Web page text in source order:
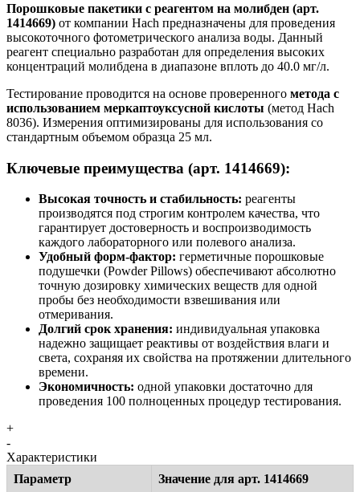
Порошковые пакетики с реагентом на молибден (арт.
1414669) от компании Hach предназначены для проведения
высокоточного фотометрического анализа воды. Данный
реагент специально разработан для определения высоких
концентраций молибдена в диапазоне вплоть до 40.0 мг/л.
Тестирование проводится на основе проверенного метода с
использованием меркаптоуксусной кислоты (метод Hach
8036). Измерения оптимизированы для использования со
стандартным объемом образца 25 мл.
Ключевые преимущества (арт. 1414669):
Высокая точность и стабильность: реагенты
производятся под строгим контролем качества, что
гарантирует достоверность и воспроизводимость
каждого лабораторного или полевого анализа.
Удобный форм-фактор: герметичные порошковые
подушечки (Powder Pillows) обеспечивают абсолютно
точную дозировку химических веществ для одной
пробы без необходимости взвешивания или
отмеривания.
Долгий срок хранения: индивидуальная упаковка
надежно защищает реактивы от воздействия влаги и
света, сохраняя их свойства на протяжении длительного
времени.
Экономичность: одной упаковки достаточно для
проведения 100 полноценных процедур тестирования.
+
-
Характеристики
Параметр
Значение для арт. 1414669